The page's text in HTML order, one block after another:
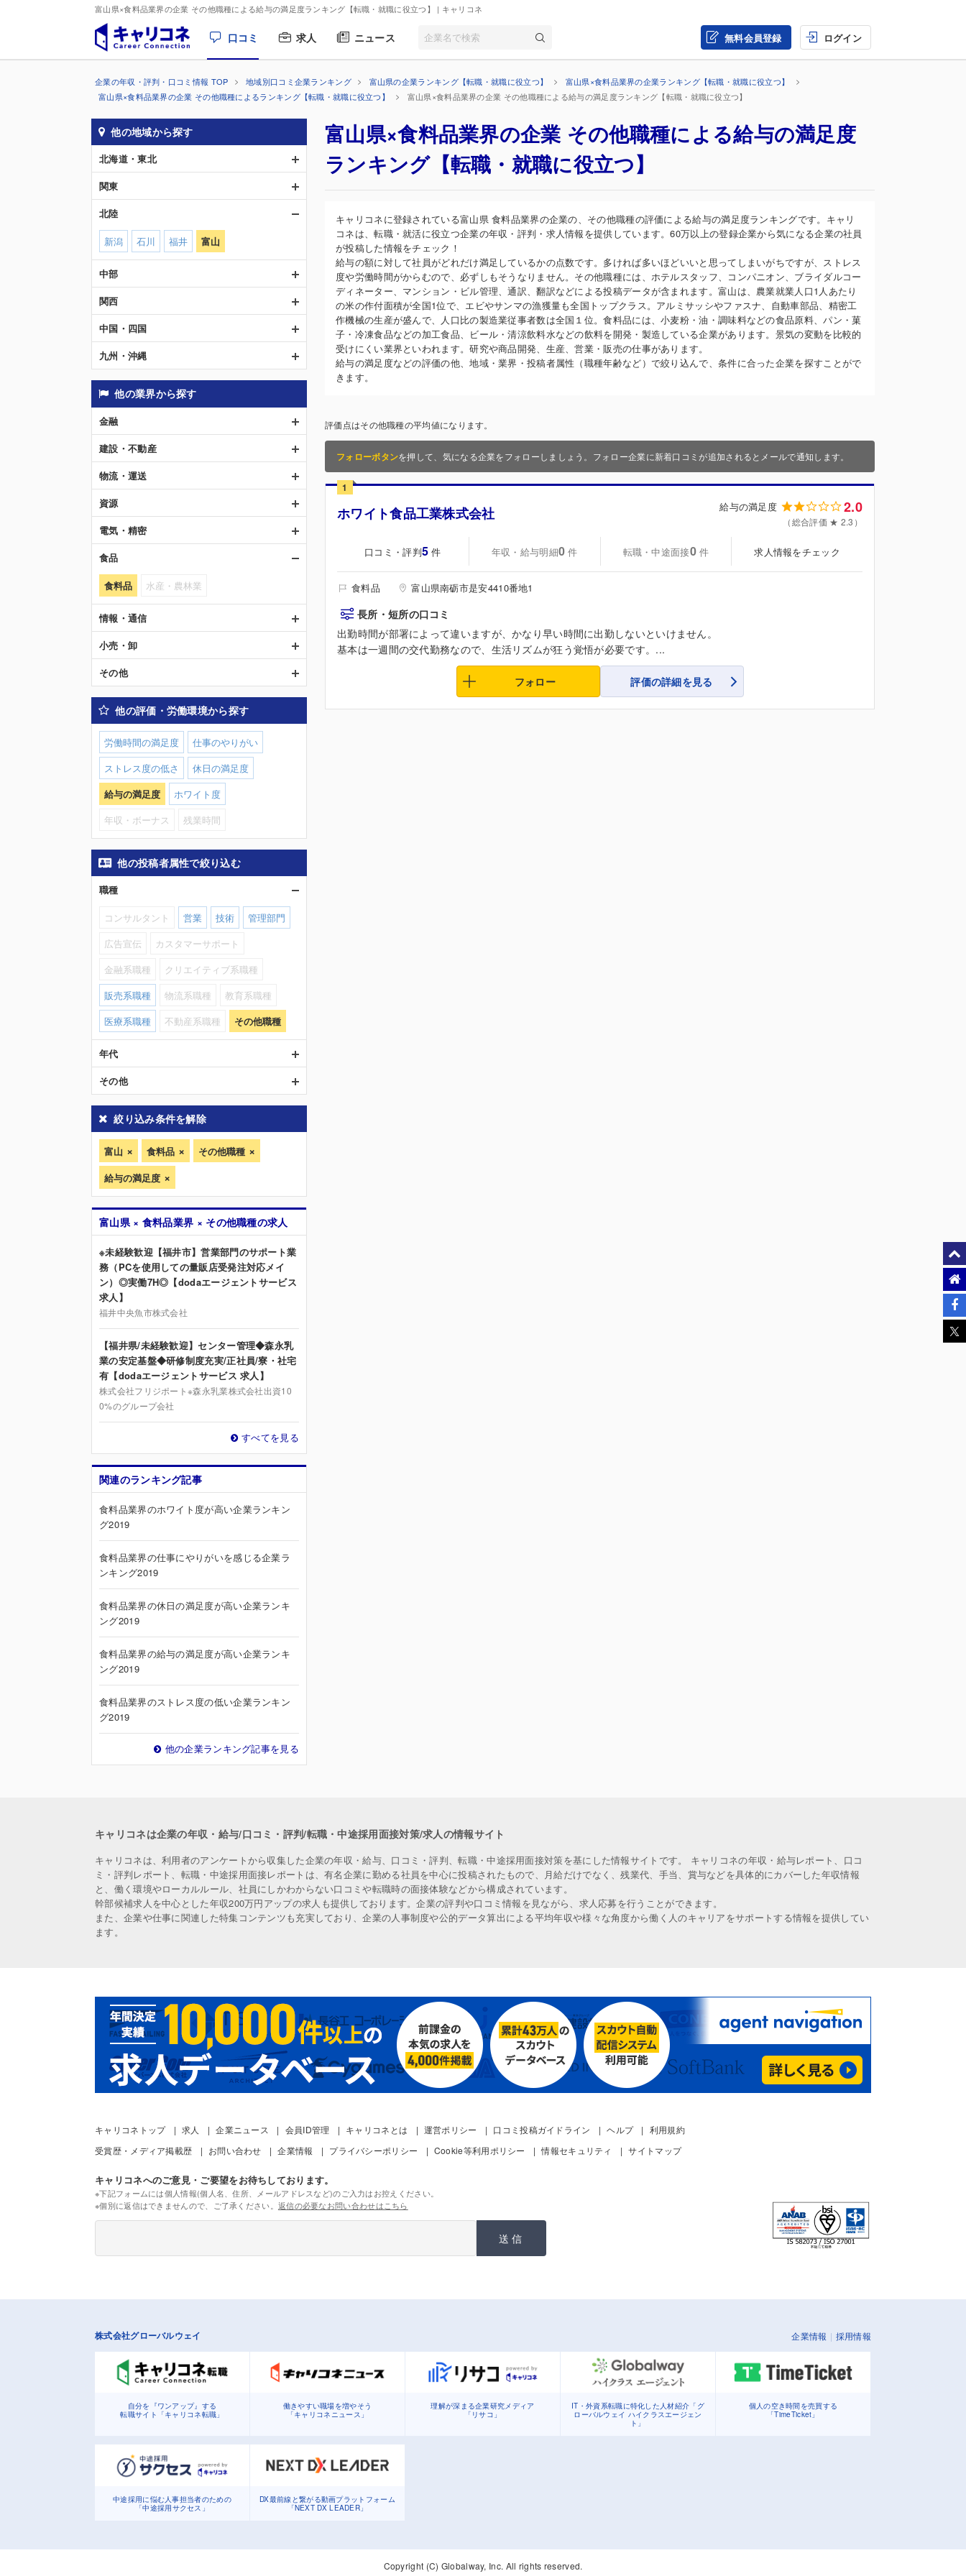
富山県×食料品業界の企業 その他職種による給与の満足度ランキング【転職・就職に役立つ】 | キャリコネ
口コミ 求人 ニュース 無料会員登録 ログイン
企業の年収・評判・口コミ情報 TOP 地域別口コミ企業ランキング 富山県の企業ランキング【転職・就職に役立つ】
富山県×食料品業界の企業ランキング【転職・就職に役立つ】
富山県×食料品業界の企業 その他職種によるランキング【転職・就職に役立つ】
富山県×食料品業界の企業 その他職種による給与の満足度ランキング【転職・就職に役立つ】
富山県×食料品業界の企業 その他職種による給与の満足度
ランキング【転職・就職に役立つ】
キャリコネに登録されている富山県 食料品業界の企業の、その他職種の評価による給与の満足度ランキングです。キャリ
コネは、転職・就活に役立つ企業の年収・評判・求人情報を提供しています。60万以上の登録企業から気になる企業の社員
が投稿した情報をチェック！
給与の額に対して社員がどれだけ満足しているかの点数です。多ければ多いほどいいと思ってしまいがちですが、ストレス
度や労働時間がからむので、必ずしもそうなりません。その他職種には、ホテルスタッフ、コンパニオン、ブライダルコー
ディネーター、マンション・ビル管理、通訳、翻訳などによる投稿データが含まれます。富山は、農業就業人口1人あたり
の米の作付面積が全国1位で、エビやサンマの漁獲量も全国トップクラス。アルミサッシやファスナ、自動車部品、精密工
作機械の生産が盛んで、人口比の製造業従事者数は全国１位。食料品には、小麦粉・油・調味料などの食品原料、パン・菓
子・冷凍食品などの加工食品、ビール・清涼飲料水などの飲料を開発・製造している企業があります。景気の変動を比較的
受けにくい業界といわれます。研究や商品開発、生産、営業・販売の仕事があります。
給与の満足度などの評価の他、地域・業界・投稿者属性（職種年齢など）で絞り込んで、条件に合った企業を探すことがで
きます。
評価点はその他職種の平均値になります。
フォローボタンを押して、気になる企業をフォローしましょう。フォロー企業に新着口コミが追加されるとメールで通知します。
1
ホワイト食品工業株式会社 給与の満足度 2.0
（総合評価 ★ 2.3）
口コミ・評判5 件 年収・給与明細0 件 転職・中途面接0 件 求人情報をチェック
食料品 富山県南砺市是安4410番地1
長所・短所の口コミ
出勤時間が部署によって違いますが、かなり早い時間に出勤しないといけません。
基本は一週間の交代勤務なので、生活リズムが狂う覚悟が必要です。...
フォロー 評価の詳細を見る
他の地域から探す
北海道・東北
関東
北陸
新潟 石川 福井 富山
中部
関西
中国・四国
九州・沖縄
他の業界から探す
金融
建設・不動産
物流・運送
資源
電気・精密
食品
食料品 水産・農林業
情報・通信
小売・卸
その他
他の評価・労働環境から探す
労働時間の満足度
仕事のやりがい
ストレス度の低さ
休日の満足度
給与の満足度
ホワイト度
年収・ボーナス
残業時間
他の投稿者属性で絞り込む
職種
コンサルタント 営業 技術
管理部門
広告宣伝
カスタマーサポート
金融系職種
クリエイティブ系職種
販売系職種
物流系職種
教育系職種
医療系職種
不動産系職種 その他職種
年代
その他
絞り込み条件を解除
富山 食料品
その他職種
給与の満足度
富山県 × 食料品業界 × その他職種の求人
※未経験歓迎【福井市】営業部門のサポート業
務（PCを使用しての量販店受発注対応メイ
ン）◎実働7H◎【dodaエージェントサービス
求人】
福井中央魚市株式会社
【福井県/未経験歓迎】センター管理◆森永乳
業の安定基盤◆研修制度充実/正社員/寮・社宅
有【dodaエージェントサービス 求人】
株式会社フリジポート※森永乳業株式会社出資10
0%のグループ会社
すべてを見る
関連のランキング記事
食料品業界のホワイト度が高い企業ランキン
グ2019
食料品業界の仕事にやりがいを感じる企業ラ
ンキング2019
食料品業界の休日の満足度が高い企業ランキ
ング2019
食料品業界の給与の満足度が高い企業ランキ
ング2019
食料品業界のストレス度の低い企業ランキン
グ2019
他の企業ランキング記事を見る
キャリコネは企業の年収・給与/口コミ・評判/転職・中途採用面接対策/求人の情報サイト
キャリコネは、利用者のアンケートから収集した企業の年収・給与、口コミ・評判、転職・中途採用面接対策を基にした情報サイトです。 キャリコネの年収・給与レポート、口コ
ミ・評判レポート、転職・中途採用面接レポートは、有名企業に勤める社員を中心に投稿されたもので、月給だけでなく、残業代、手当、賞与などを具体的にカバーした年収情報
と、働く環境やローカルルール、社員にしかわからない口コミや転職時の面接体験などから構成されています。
幹部候補求人を中心とした年収200万円アップの求人も提供しております。企業の評判や口コミ情報を見ながら、求人応募を行うことができます。
また、企業や仕事に関連した特集コンテンツも充実しており、企業の人事制度や公的データ算出による平均年収や様々な角度から働く人のキャリアをサポートする情報を提供してい
ます。
キャリコネトップ 求人 企業ニュース 会員ID管理 キャリコネとは 運営ポリシー 口コミ投稿ガイドライン ヘルプ
利用規約
受賞歴・メディア掲載歴
お問い合わせ 企業情報 プライバシーポリシー Cookie等利用ポリシー 情報セキュリティ サイトマップ
キャリコネへのご意見・ご要望をお待ちしております。
※下記フォームには個人情報(個人名、住所、メールアドレスなど)のご入力はお控えください。
※個別に返信はできませんので、ご了承ください。 返信の必要なお問い合わせはこちら
送信
株式会社グローバルウェイ 企業情報 採用情報
自分を『ワンアップ』する
転職サイト「キャリコネ転職」
働きやすい職場を増やそう
「キャリコネニュース」
理解が深まる企業研究メディア
「リサコ」
IT・外資系転職に特化した人材紹介「グ
ローバルウェイ ハイクラスエージェン
ト」
個人の空き時間を売買する
「TimeTicket」
中途採用に悩む人事担当者のための
「中途採用サクセス」
DX最前線と繋がる動画プラットフォーム
「NEXT DX LEADER」
Copyright (C) Globalway, Inc. All rights reserved.